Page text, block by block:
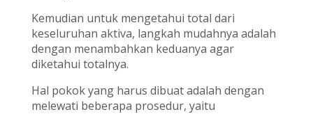
Kemudian untuk mengetahui total dari
keseluruhan aktiva, langkah mudahnya adalah
dengan menambahkan keduanya agar
diketahui totalnya.
Hal pokok yang harus dibuat adalah dengan
melewati beberapa prosedur, yaitu